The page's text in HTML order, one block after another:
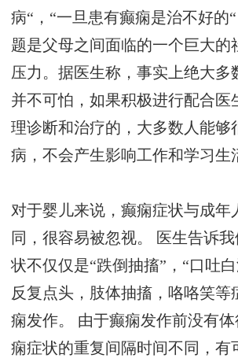
病“，“一旦患有癫痫是治不好的
题是父母之间面临的一个巨大的
压力。据医生称，事实上绝大多
并不可怕，如果积极进行配合医
理诊断和治疗的，大多数人能够
病，不会产生影响工作和学习生
对于婴儿来说，癫痫症状与成年
同，很容易被忽视。 医生告诉
状不仅仅是“跌倒抽搐”，“口吐
反复点头，肢体抽搐，咯咯笑等
痫发作。 由于癫痫发作前没有
痫症状的重复间隔时间不同，有